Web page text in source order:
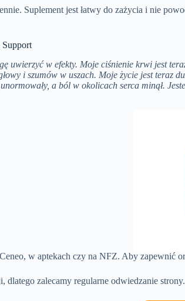
Suplement jest łatwy do zażycia i nie
Support
uwierzyć w efekty. Moje ciśnienie krwi jest
i szumów w uszach. Moje życie jest teraz
a ból w okolicach serca minął.
w aptekach czy na NFZ. Aby
dlatego zalecamy regularne odwiedzanie strony.